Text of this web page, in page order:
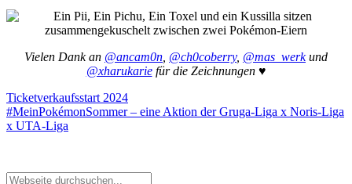
Vielen Dank an @ancam0n @ch0coberry, @mas_werkund
@xharukariefür die Zeichnungen ♥
Ticketverkaufsstart 2024
#MeinPokémonSommer – eine Aktion der Gruga-Liga x Noris-Liga
x UTA-Liga